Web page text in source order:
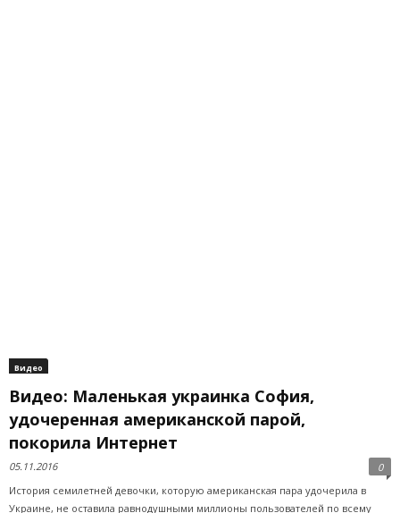
Видео
Видео: Маленькая украинка София,
удочеренная американской парой,
покорила Интернет
05.11.2016
0
История семилетней девочки, которую американская пара удочерила в
Украине, не оставила равнодушными миллионы пользователей по всему